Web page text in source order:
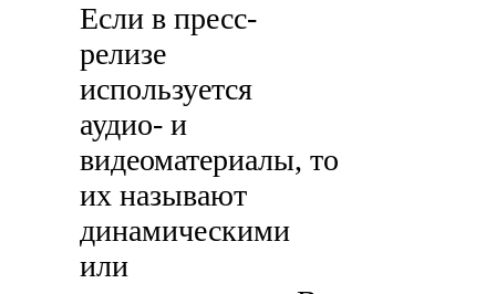
Если в пресс-
релизе
используется
аудио- и
видеоматериалы, то
их называют
динамическими
или